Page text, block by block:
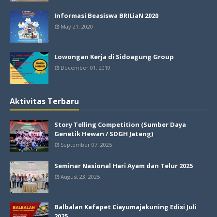
Informasi Beasiswa BRILiaN 2020
May 21, 2020
Lowongan Kerja di Sidoagung Group
December 01, 2019
Aktivitas Terbaru
Story Telling Competition (Sumber Daya
Genetik Hewan / SDGH Jateng)
September 07, 2025
Seminar Nasional Hari Ayam dan Telur 2025
August 23, 2025
Balbalan Kafapet Ciayumajakuning Edisi Juli